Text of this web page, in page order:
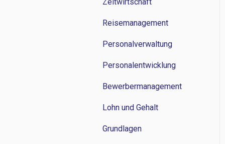
Personalverwaltung
Lohn und Gehalt
Grundlagen
Reisemanagement
Personalverwaltung
Personalentwicklung
Bewerbermanagement
Lohn und Gehalt
Grundlagen